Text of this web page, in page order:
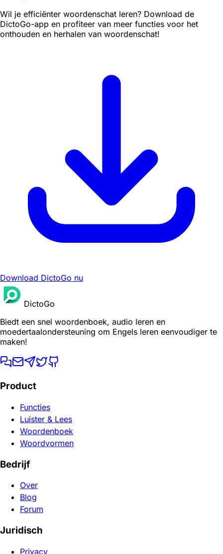
Wil je efficiënter woordenschat leren? Download de
DictoGo-app en profiteer van meer functies voor het
onthouden en herhalen van woordenschat!
Download DictoGo nu
DictoGo
Biedt een snel woordenboek, audio leren en
moedertaalondersteuning om Engels leren eenvoudiger te
maken!
Product
Functies
Luister & Lees
Woordenboek
Woordvormen
Bedrijf
Over
Blog
Forum
Juridisch
Privacy